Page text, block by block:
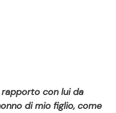
con lui da
di mio figlio, come